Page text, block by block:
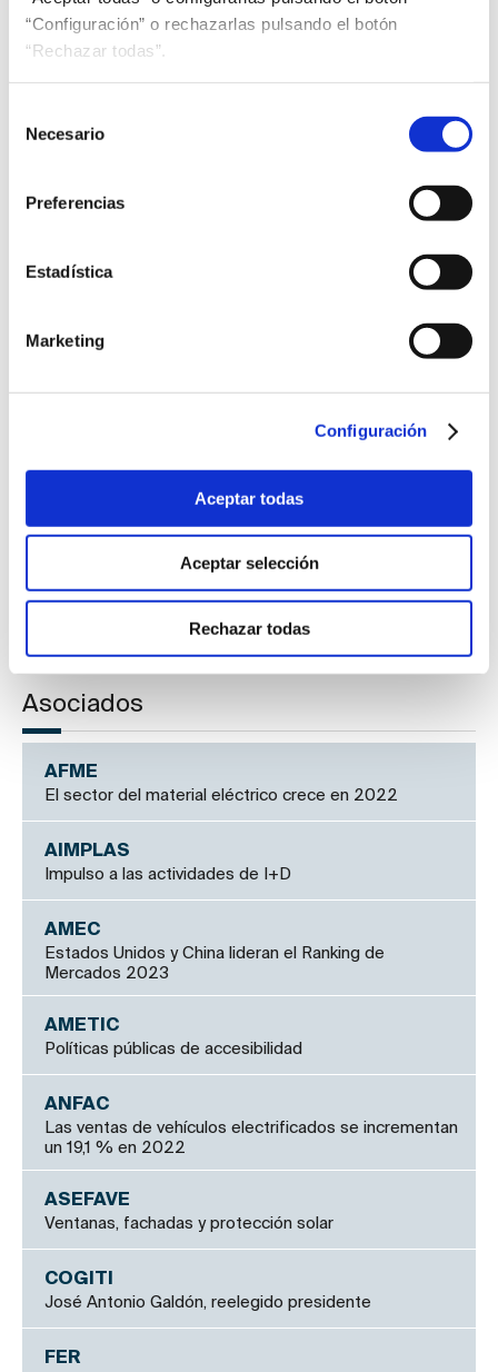
“Configuración” o rechazarlas pulsando el botón
“Rechazar todas”.
Necesario
Preferencias
Estadística
Marketing
Configuración
Aceptar todas
Aceptar selección
Rechazar todas
UNE-EN ISO 56005
propiedad intelectual. Orientación
Algas y productos de algas
Maquinaria para movimiento de tierras. Seguridad
Especificaciones y clases de biocombustibles. Huesos
Inspección técnica de equipos de almacenaje
Materiales plásticos utilizados en la rehabilitación de
sistemas de tuberías
Asociados
AFME
El sector del material eléctrico crece en 2022
AIMPLAS
Impulso a las actividades de I+D
AMEC
Estados Unidos y China lideran el Ranking de
Mercados 2023
AMETIC
Políticas públicas de accesibilidad
ANFAC
Las ventas de vehículos electrificados se incrementan
un 19,1 % en 2022
ASEFAVE
Ventanas, fachadas y protección solar
COGITI
José Antonio Galdón, reelegido presidente
FER